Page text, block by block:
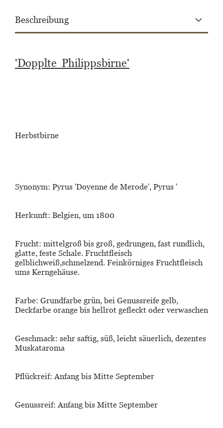
Beschreibung
'Dopplte Philippsbirne'
Herbstbirne
Synonym: Pyrus 'Doyenne de Merode', Pyrus '
Herkunft: Belgien, um 1800
Frucht: mittelgroß bis groß, gedrungen, fast rundlich,
glatte, feste Schale. Fruchtfleisch
gelblichweiß,schmelzend. Feinkörniges Fruchtfleisch
ums Kerngehäuse.
Farbe: Grundfarbe grün, bei Genussreife gelb,
Deckfarbe orange bis hellrot gefleckt oder verwaschen
Geschmack: sehr saftig, süß, leicht säuerlich, dezentes
Muskataroma
Pflückreif: Anfang bis Mitte September
Genussreif: Anfang bis Mitte September